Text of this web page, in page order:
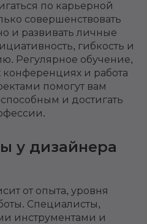
по карьерной
совершенствовать
и развивать личные
гибкость и
Регулярное обучение,
и работа
помогут вам
и достигать
у дизайнера
от опыта, уровня
Специалисты,
инструментами и